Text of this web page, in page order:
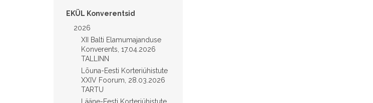
EKÜL Konverentsid
2026
XII Balti Elamumajanduse
Konverents, 17.04.2026
TALLINN
Lõuna-Eesti Korteriühistute
XXIV Foorum, 28.03.2026
TARTU